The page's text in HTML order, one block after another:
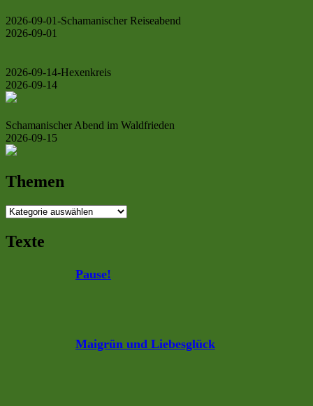
2026-09-01-Schamanischer Reiseabend
2026-09-01
2026-09-14-Hexenkreis
2026-09-14
Schamanischer Abend im Waldfrieden
2026-09-15
Themen
Themen
Texte
Pause!
Maigrün und Liebesglück